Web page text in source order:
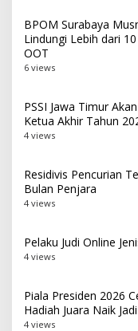
BPOM Surabaya
Lindungi Lebih dari
OOT
6 views
PSSI Jawa Timur
Ketua Akhir Tahun
4 views
Residivis Pencurian
Bulan Penjara
4 views
Pelaku Judi Online
4 views
Piala Presiden 2026
Hadiah Juara Naik
4 views